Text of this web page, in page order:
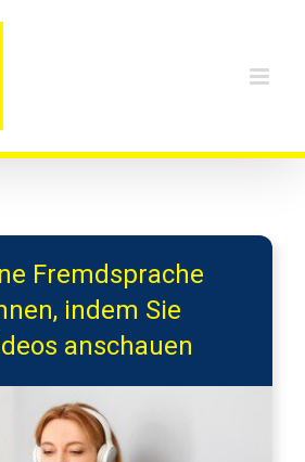
Fremdsprache
indem Sie
anschauen